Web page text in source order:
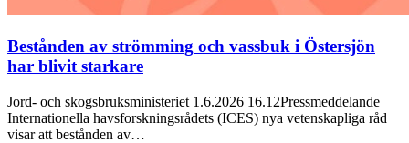
Bestånden av strömming och vassbuk i Östersjön
har blivit starkare
Jord- och skogsbruksministeriet 1.6.2026 16.12Pressmeddelande
Internationella havsforskningsrådets (ICES) nya vetenskapliga råd
visar att bestånden av…